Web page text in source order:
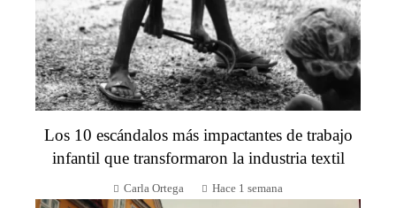
Los 10 escándalos más impactantes de trabajo
infantil que transformaron la industria textil
Carla Ortega Hace 1 semana